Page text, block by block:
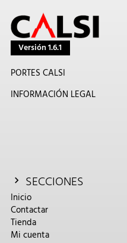
Versión 1.6.1
PORTES CALSI
INFORMACIÓN LEGAL
SECCIONES
Inicio
Contactar
Tienda
Mi cuenta